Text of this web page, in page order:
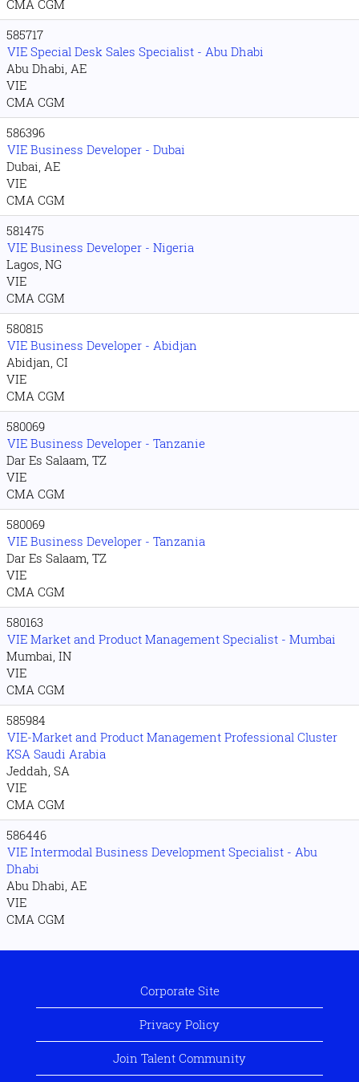
CMA CGM
585717
VIE Special Desk Sales Specialist - Abu Dhabi
Abu Dhabi, AE
VIE
CMA CGM
586396
VIE Business Developer - Dubai
Dubai, AE
VIE
CMA CGM
581475
VIE Business Developer - Nigeria
Lagos, NG
VIE
CMA CGM
580815
VIE Business Developer - Abidjan
Abidjan, CI
VIE
CMA CGM
580069
VIE Business Developer - Tanzanie
Dar Es Salaam, TZ
VIE
CMA CGM
580069
VIE Business Developer - Tanzania
Dar Es Salaam, TZ
VIE
CMA CGM
580163
VIE Market and Product Management Specialist - Mumbai
Mumbai, IN
VIE
CMA CGM
585984
VIE-Market and Product Management Professional Cluster
KSA Saudi Arabia
Jeddah, SA
VIE
CMA CGM
586446
VIE Intermodal Business Development Specialist - Abu
Dhabi
Abu Dhabi, AE
VIE
CMA CGM
Corporate Site
Privacy Policy
Join Talent Community